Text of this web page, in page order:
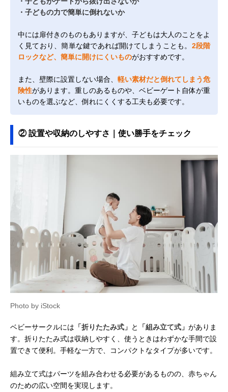
・子どもの力で簡単に倒れないか
中には扉付きのものもありますが、子どもは大人のことをよ
く見ており、簡単な鍵であれば開けてしまうことも。 2段階
ロックなど、簡単に開けにくいものがおすすめです。
また、壁際に設置しない場合、 軽い素材だと倒れてしまう危
険性があります。重しのあるものや、ベビーゲート自体が重
いものを選ぶなど、倒れにくくする工夫も必要です。
② 設置や収納のしやすさ｜使い勝手をチェック
Photo by iStock
ベビーサークルには 「折りたたみ式」 と 「組み立て式」 がありま
す。折りたたみ式は収納しやすく、使うときはわずかな手間で設
置できて便利。手軽な一方で、コンパクトなタイプが多いです。
組み立て式はパーツを組み合わせる必要があるものの、赤ちゃん
のための広い空間を実現します。